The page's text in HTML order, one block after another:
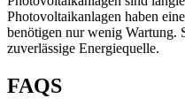
Photovoltaikanlagen haben
benötigen nur wenig Wartung.
zuverlässige Energiequelle.
FAQS